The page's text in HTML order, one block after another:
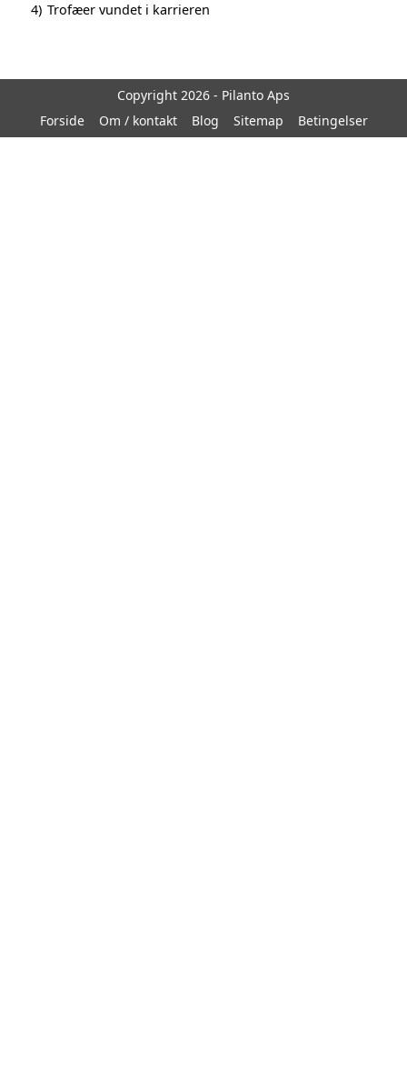
4) Trofæer vundet i karrieren
Copyright 2026 - Pilanto Aps
Forside
Om / kontakt Blog Sitemap Betingelser